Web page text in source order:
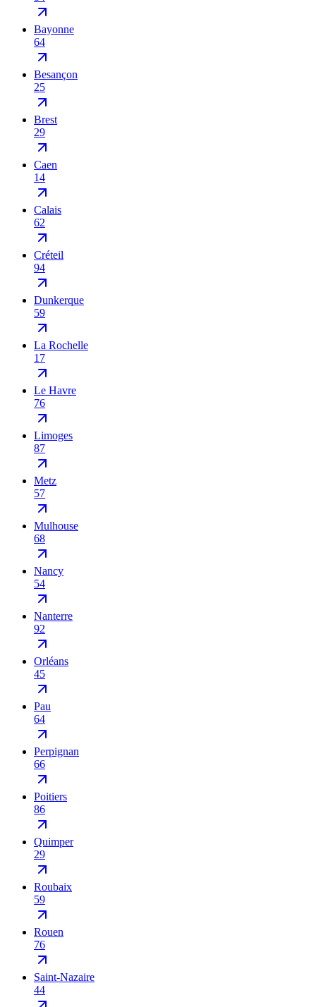
Bayonne
64
Besançon
25
Brest
29
Caen
14
Calais
62
Créteil
94
Dunkerque
59
La Rochelle
17
Le Havre
76
Limoges
87
Metz
57
Mulhouse
68
Nancy
54
Nanterre
92
Orléans
45
Pau
64
Perpignan
66
Poitiers
86
Quimper
29
Roubaix
59
Rouen
76
Saint-Nazaire
44